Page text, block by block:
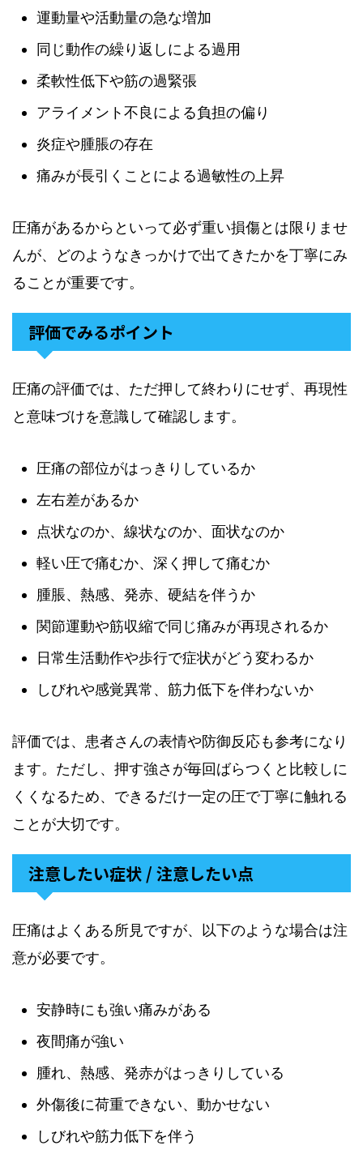
運動量や活動量の急な増加
同じ動作の繰り返しによる過用
柔軟性低下や筋の過緊張
アライメント不良による負担の偏り
炎症や腫脹の存在
痛みが長引くことによる過敏性の上昇
圧痛があるからといって必ず重い損傷とは限りませ
んが、どのようなきっかけで出てきたかを丁寧にみ
ることが重要です。
評価でみるポイント
圧痛の評価では、ただ押して終わりにせず、再現性
と意味づけを意識して確認します。
圧痛の部位がはっきりしているか
左右差があるか
点状なのか、線状なのか、面状なのか
軽い圧で痛むか、深く押して痛むか
腫脹、熱感、発赤、硬結を伴うか
関節運動や筋収縮で同じ痛みが再現されるか
日常生活動作や歩行で症状がどう変わるか
しびれや感覚異常、筋力低下を伴わないか
評価では、患者さんの表情や防御反応も参考になり
ます。ただし、押す強さが毎回ばらつくと比較しに
くくなるため、できるだけ一定の圧で丁寧に触れる
ことが大切です。
注意したい症状 / 注意したい点
圧痛はよくある所見ですが、以下のような場合は注
意が必要です。
安静時にも強い痛みがある
夜間痛が強い
腫れ、熱感、発赤がはっきりしている
外傷後に荷重できない、動かせない
しびれや筋力低下を伴う